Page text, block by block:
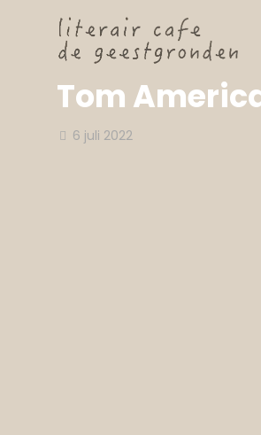
Tom
6 juli 2022